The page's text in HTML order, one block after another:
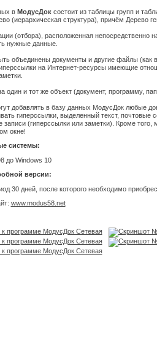
в МодусДоксостоит из таблицы групп и
(иерархическая структура), причём Дерево
(отбора), расположенная непосредственно
нужные данные.
объединены документы и другие файлы
на Интернет-ресурсы имеющие
один и тот же объект (документ, программу,
добавлять в базу данных МодусДок любые
гиперссылки, выделенный текст, почтовые
записи (гиперссылки или заметки). Кроме
окне!
системы:
до Windows 10
версии:
30 дней, после которого необходимо
www.modus58.net